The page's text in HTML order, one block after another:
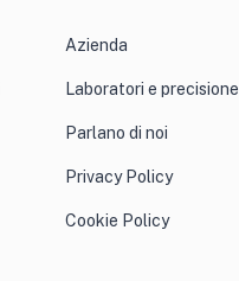
Azienda
Laboratori e precisione
Parlano di noi
Privacy Policy
Cookie Policy